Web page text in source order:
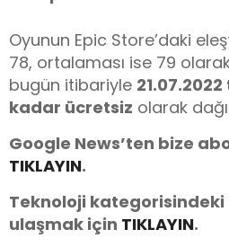
Oyunun Epic Store’daki
78, ortalaması ise 79
bugün itibariyle
kadar ücretsiz olarak
Google News’ten bize
TIKLAYIN.
Teknoloji
ulaşmak için TIKLAYIN.